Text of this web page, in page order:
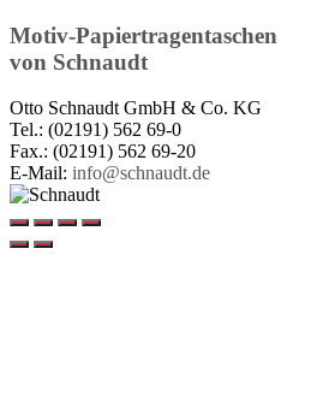
Motiv-Papiertragentaschen
von Schnaudt
Otto Schnaudt GmbH & Co. KG
Tel.: (02191) 562 69-0
Fax.: (02191) 562 69-20
E-Mail: info@schnaudt.de